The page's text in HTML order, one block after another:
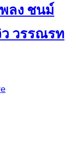
ลง ชนม์
วรรณรท